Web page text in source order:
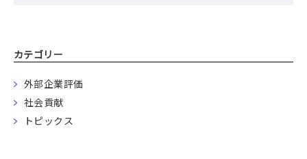
カテゴリー
外部企業評価
社会貢献
トピックス